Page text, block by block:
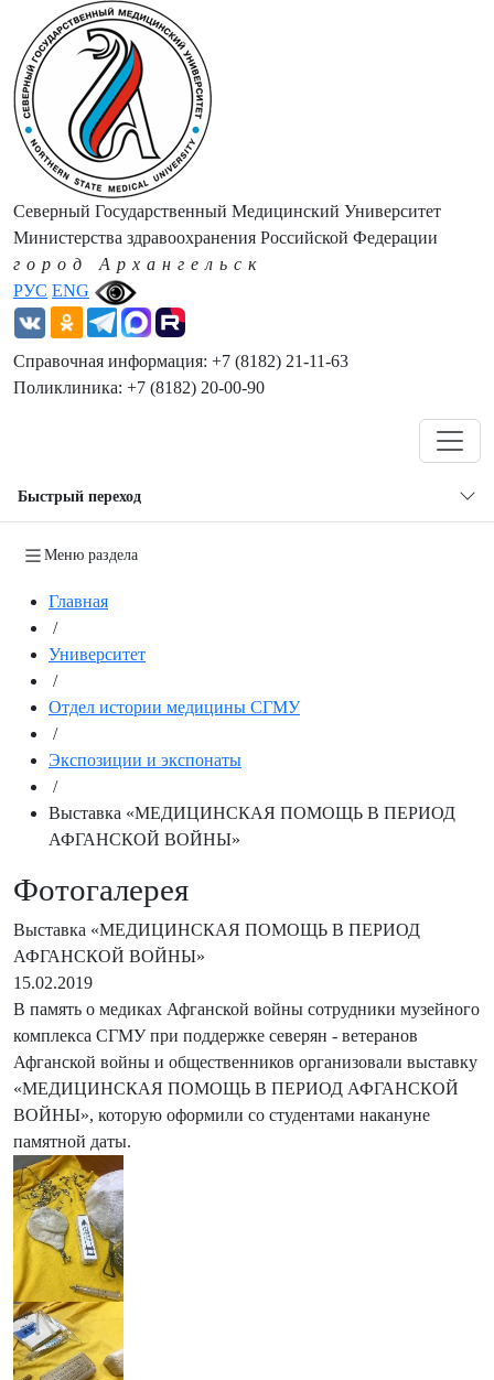
РУС ENG
Северный Государственный Медицинский Университет
Министерства здравоохранения Российской Федерации
город Архангельск
Справочная информация: +7 (8182) 21-11-63
Поликлиника: +7 (8182) 20-00-90
Быстрый переход
Меню раздела
Главная
/
Университет
/
Отдел истории медицины СГМУ
/
Экспозиции и экспонаты
/
Выставка «МЕДИЦИНСКАЯ ПОМОЩЬ В ПЕРИОД
АФГАНСКОЙ ВОЙНЫ»
Фотогалерея
Выставка «МЕДИЦИНСКАЯ ПОМОЩЬ В ПЕРИОД
АФГАНСКОЙ ВОЙНЫ»
15.02.2019
В память о медиках Афганской войны сотрудники музейного
комплекса СГМУ при поддержке северян - ветеранов
Афганской войны и общественников организовали выставку
«МЕДИЦИНСКАЯ ПОМОЩЬ В ПЕРИОД АФГАНСКОЙ
ВОЙНЫ», которую оформили со студентами накануне
памятной даты.